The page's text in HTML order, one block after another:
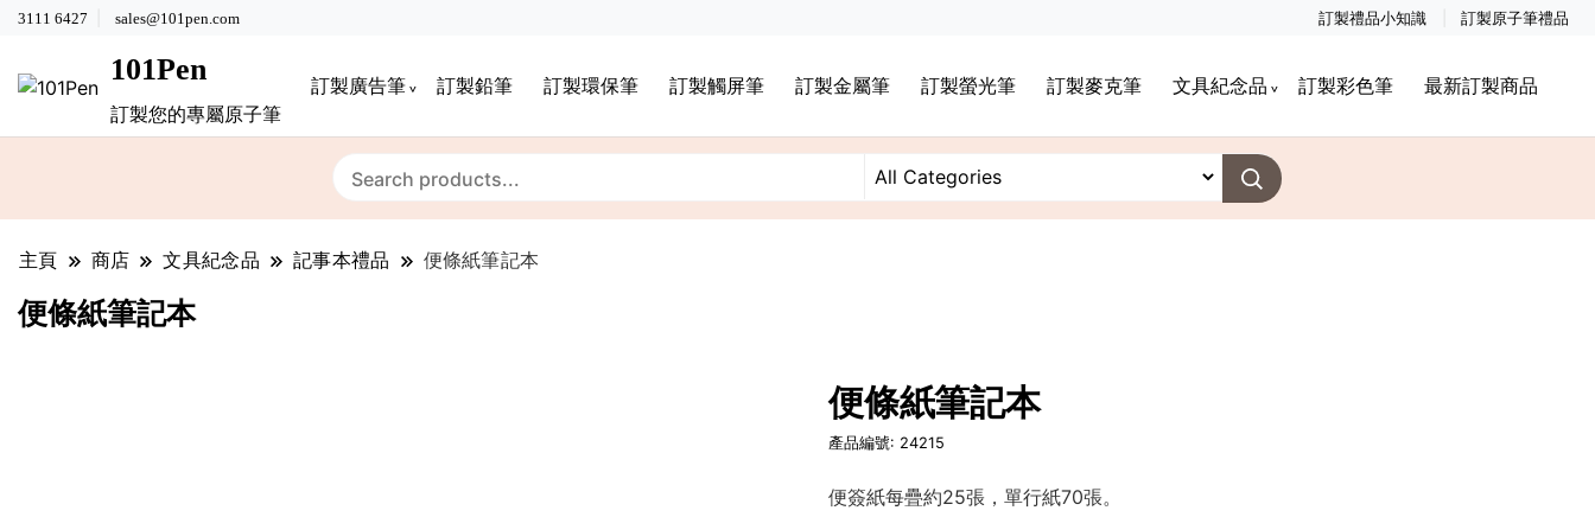
3111 6427 sales@101pen.com 訂製禮品小知識 訂製原子筆禮品
101Pen
訂製您的專屬原子筆
訂製廣告筆 訂製鉛筆 訂製環保筆 訂製觸屏筆 訂製金屬筆 訂製螢光筆 訂製麥克筆 文具紀念品 訂製彩色筆 最新訂製商品
主頁 商店 文具紀念品 記事本禮品 便條紙筆記本
便條紙筆記本
便條紙筆記本
產品編號: 24215
便簽紙每疊約25張，單行紙70張。